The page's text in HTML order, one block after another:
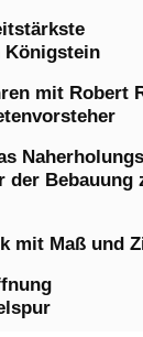
mit Robert
Bebauung
mit Maß und